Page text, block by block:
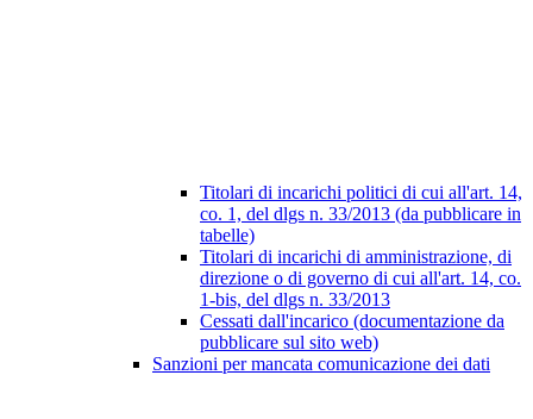
Titolari di incarichi politici di cui all'art. 14,
co. 1, del dlgs n. 33/2013 (da pubblicare in
tabelle)
Titolari di incarichi di amministrazione, di
direzione o di governo di cui all'art. 14, co.
1-bis, del dlgs n. 33/2013
Cessati dall'incarico (documentazione da
pubblicare sul sito web)
Sanzioni per mancata comunicazione dei dati